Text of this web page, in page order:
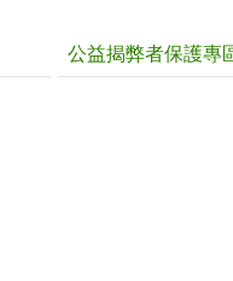
公益揭弊者保護專